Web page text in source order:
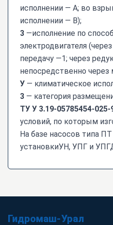
исполнении — А; во
исполнении — В);
3 —исполнение по
электродвигателя
передачу —1; через
непосредственно через
У — климатическое
3 — категория
ТУ У 3.19-05785454-025-
условий, по которым
На базе насосов типа
установкиУН, УПГ и
Гидромаш-Урал